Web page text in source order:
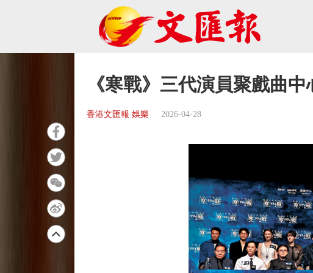
《寒戰》三代演員聚戲曲
香港文匯報 娛樂 2026-04-28